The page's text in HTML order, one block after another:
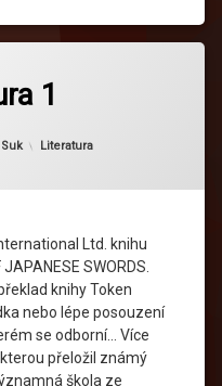
1
Kategorie:
Literatura
Ltd. knihu
JAPANESE SWORDS.
knihy Token
nebo lépe posouzení
se odborní… Více
přeložil známý
škola ze